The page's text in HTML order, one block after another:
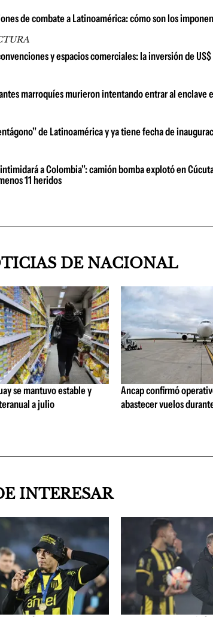
de combate a Latinoamérica: cómo son los
y espacios comerciales: la inversión de
marroquíes murieron intentando entrar al enclave
de Latinoamérica y ya tiene fecha de
a Colombia": camión bomba explotó en
11 heridos
DE NACIONAL
se mantuvo estable y
a julio
Ancap confirmó
abastecer vuelos
INTERESAR